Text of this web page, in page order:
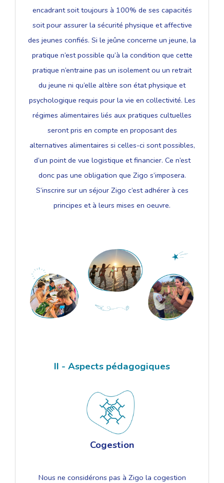
encadrant soit toujours à 100% de ses capacités
soit pour assurer la sécurité physique et affective
des jeunes confiés. Si le jeûne concerne un jeune, la
pratique n’est possible qu’à la condition que cette
pratique n’entraine pas un isolement ou un retrait
du jeune ni qu’elle altère son état physique et
psychologique requis pour la vie en collectivité. Les
régimes alimentaires liés aux pratiques cultuelles
seront pris en compte en proposant des
alternatives alimentaires si celles-ci sont possibles,
d’un point de vue logistique et financier. Ce n’est
donc pas une obligation que Zigo s’imposera.
S’inscrire sur un séjour Zigo c’est adhérer à ces
principes et à leurs mises en oeuvre.
II - Aspects pédagogiques
Cogestion
Nous ne considérons pas à Zigo la cogestion